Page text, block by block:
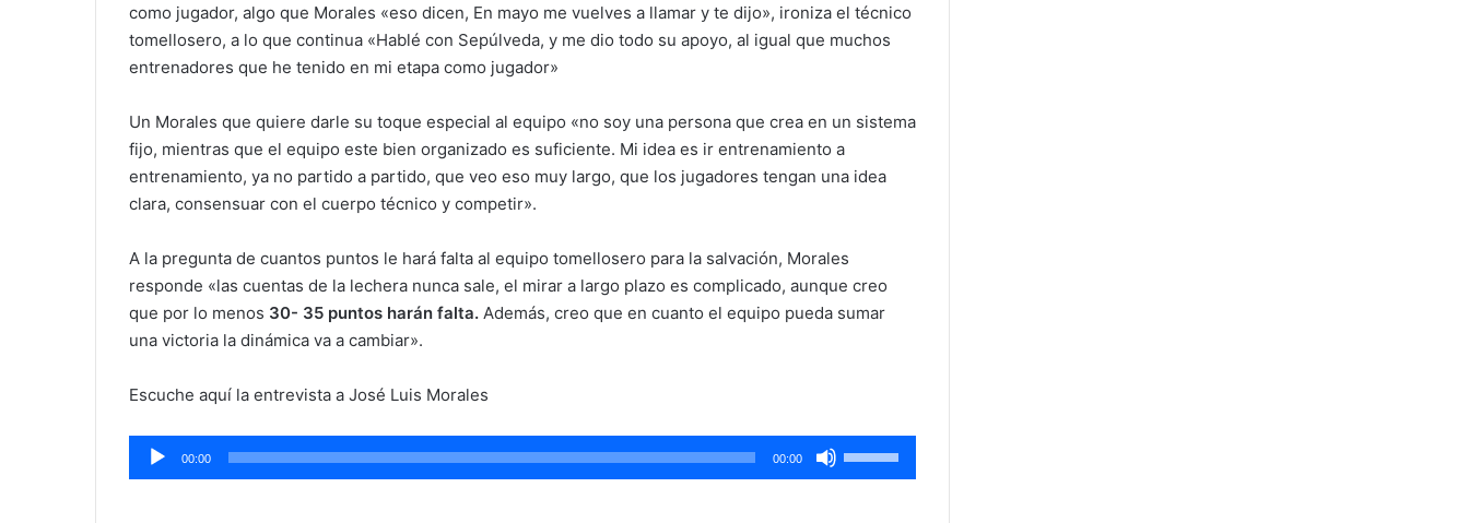
como jugador, algo que Morales «eso dicen, En mayo me vuelves a llamar y te dijo», ironiza el técnico
tomellosero, a lo que continua «Hablé con Sepúlveda, y me dio todo su apoyo, al igual que muchos
entrenadores que he tenido en mi etapa como jugador»
Un Morales que quiere darle su toque especial al equipo «no soy una persona que crea en un sistema
fijo, mientras que el equipo este bien organizado es suficiente. Mi idea es ir entrenamiento a
entrenamiento, ya no partido a partido, que veo eso muy largo, que los jugadores tengan una idea
clara, consensuar con el cuerpo técnico y competir».
A la pregunta de cuantos puntos le hará falta al equipo tomellosero para la salvación, Morales
responde «las cuentas de la lechera nunca sale, el mirar a largo plazo es complicado, aunque creo
que por lo menos 30- 35 puntos harán falta. Además, creo que en cuanto el equipo pueda sumar
una victoria la dinámica va a cambiar».
Escuche aquí la entrevista a José Luis Morales
Reproductor
de
00:00 00:00
las